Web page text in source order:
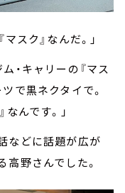
スク』なんだ。」
・キャリーの『マス
で黒ネクタイで。
んです。」
などに話題が広が
高野さんでした。